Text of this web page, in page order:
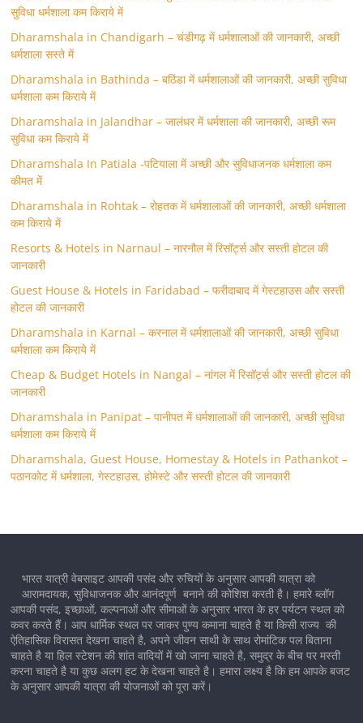
सुविधा धर्मशाला कम किराये में
Dharamshala in Chandigarh – चंडीगढ़ में धर्मशालाओं की जानकारी, अच्छी
धर्मशाला सस्ते में
Dharamshala in Bathinda – बठिंडा में धर्मशालाओं की जानकारी, अच्छी सुविधा
धर्मशाला कम किराये में
Dharamshala in Jalandhar – जालंधर में धर्मशाला की जानकारी, अच्छी रूम
सुविधा कम किराये में
Dharamshala In Patiala -पटियाला में अच्छी और सुविधाजनक धर्मशाला कम
कीमत में
Dharamshala in Rohtak – रोहतक में धर्मशालाओं की जानकारी, अच्छी धर्मशाला
कम किराये में
Resorts & Hotels in Narnaul – नारनौल में रिसॉर्ट्स और सस्ती होटल की
जानकारी
Guest House & Hotels in Faridabad – फरीदाबाद में गेस्टहाउस और सस्ती
होटल की जानकारी
Dharamshala in Karnal – करनाल में धर्मशालाओं की जानकारी, अच्छी सुविधा
धर्मशाला कम किराये में
Cheap & Budget Hotels in Nangal – नांगल में रिसॉर्ट्स और सस्ती होटल की
जानकारी
Dharamshala in Panipat – पानीपत में धर्मशालाओं की जानकारी, अच्छी सुविधा
धर्मशाला कम किराये में
Dharamshala, Guest House, Homestay & Hotels in Pathankot –
पठानकोट में धर्मशाला, गेस्टहाउस, होमेस्टे और सस्ती होटल की जानकारी
भारत यात्री वेबसाइट आपकी पसंद और रुचियों के अनुसार आपकी यात्रा को
आरामदायक, सुविधाजनक और आनंदपूर्ण बनाने की कोशिश करती है। हमारे ब्लॉग
आपकी पसंद, इच्छाओं, कल्पनाओं और सीमाओं के अनुसार भारत के हर पर्यटन स्थल को
कवर करते हैं। आप धार्मिक स्थल पर जाकर पुण्य कमाना चाहते है या किसी राज्य की
ऐतिहासिक विरासत देखना चाहते है, अपने जीवन साथी के साथ रोमांटिक पल बिताना
चाहते है या हिल स्टेशन की शांत वादियों में खो जाना चाहते है, समुद्र के बीच पर मस्ती
करना चाहते है या कुछ अलग हट के देखना चाहते है। हमारा लक्ष्य है कि हम आपके बजट
के अनुसार आपकी यात्रा की योजनाओं को पूरा करें।